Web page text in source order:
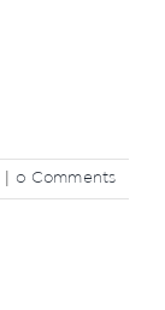
| 0 Comments